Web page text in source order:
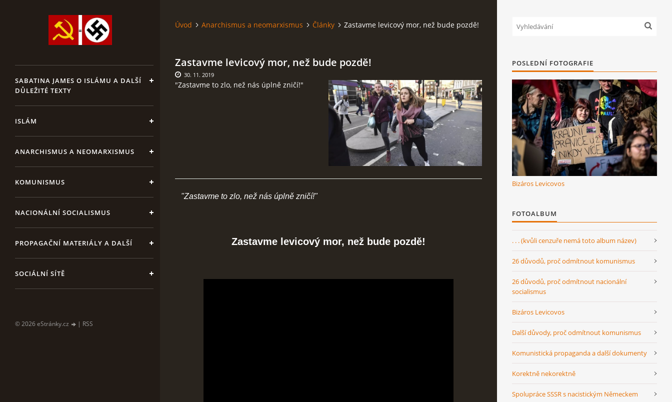
SABATINA JAMES O ISLÁMU A DALŠÍ
DŮLEŽITÉ TEXTY
ISLÁM
ANARCHISMUS A NEOMARXISMUS
KOMUNISMUS
NACIONÁLNÍ SOCIALISMUS
PROPAGAČNÍ MATERIÁLY A DALŠÍ
SOCIÁLNÍ SÍTĚ
© 2026 eStránky.cz | RSS
Úvod Anarchismus a neomarxismus Články Zastavme levicový mor, než bude pozdě!
Zastavme levicový mor, než bude pozdě!
"Zastavme to zlo, než nás úplně zničí!"
30. 11. 2019
"Zastavme to zlo, než nás úplně zničí!"
Zastavme levicový mor, než bude pozdě!
POSLEDNÍ FOTOGRAFIE
Bizáros Levicovos
FOTOALBUM
. . . (kvůli cenzuře nemá toto album název)
26 důvodů, proč odmítnout komunismus
26 důvodů, proč odmítnout nacionální
socialismus
Bizáros Levicovos
Další důvody, proč odmítnout komunismus
Komunistická propaganda a další dokumenty
Korektně nekorektně
Spolupráce SSSR s nacistickým Německem